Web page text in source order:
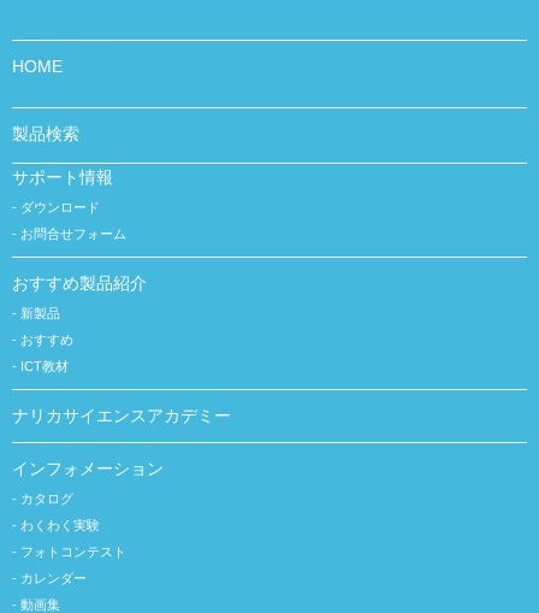
HOME
製品検索
サポート情報
ダウンロード
お問合せフォーム
おすすめ製品紹介
新製品
おすすめ
ICT教材
ナリカサイエンスアカデミー
インフォメーション
カタログ
わくわく実験
フォトコンテスト
カレンダー
動画集